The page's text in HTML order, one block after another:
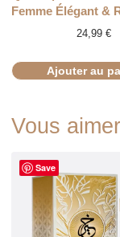
Femme Élégant &
24,99€
Ajouter au
Vous
Save